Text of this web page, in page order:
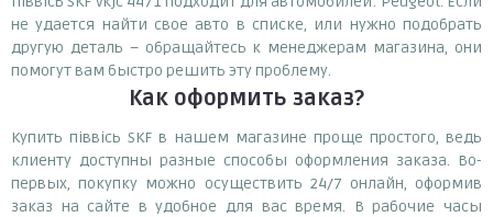
не удается найти свое авто в списке, или нужно подобрать
другую деталь – обращайтесь к менеджерам магазина, они
помогут вам быстро решить эту проблему.
Как оформить заказ?
Купить піввісь SKF в нашем магазине проще простого, ведь
клиенту доступны разные способы оформления заказа. Во-
первых, покупку можно осуществить 24/7 онлайн, оформив
заказ на сайте в удобное для вас время. В рабочие часы